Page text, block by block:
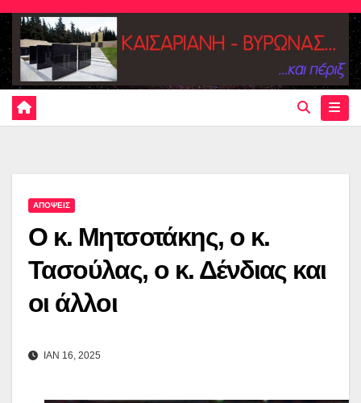
Skip
content
ΑΠΟΨΕΙΣ
Ο κ. Μητσοτάκης, ο κ.
Τασούλας, ο κ. Δένδιας και
οι άλλοι
ΙΑΝ 16, 2025